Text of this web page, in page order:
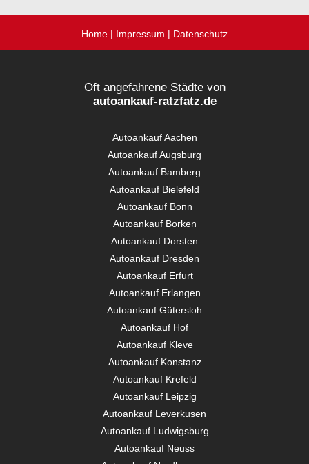
Home | Impressum | Datenschutz
Oft angefahrene Städte von
autoankauf-ratzfatz.de
Autoankauf Aachen
Autoankauf Augsburg
Autoankauf Bamberg
Autoankauf Bielefeld
Autoankauf Bonn
Autoankauf Borken
Autoankauf Dorsten
Autoankauf Dresden
Autoankauf Erfurt
Autoankauf Erlangen
Autoankauf Gütersloh
Autoankauf Hof
Autoankauf Kleve
Autoankauf Konstanz
Autoankauf Krefeld
Autoankauf Leipzig
Autoankauf Leverkusen
Autoankauf Ludwigsburg
Autoankauf Neuss